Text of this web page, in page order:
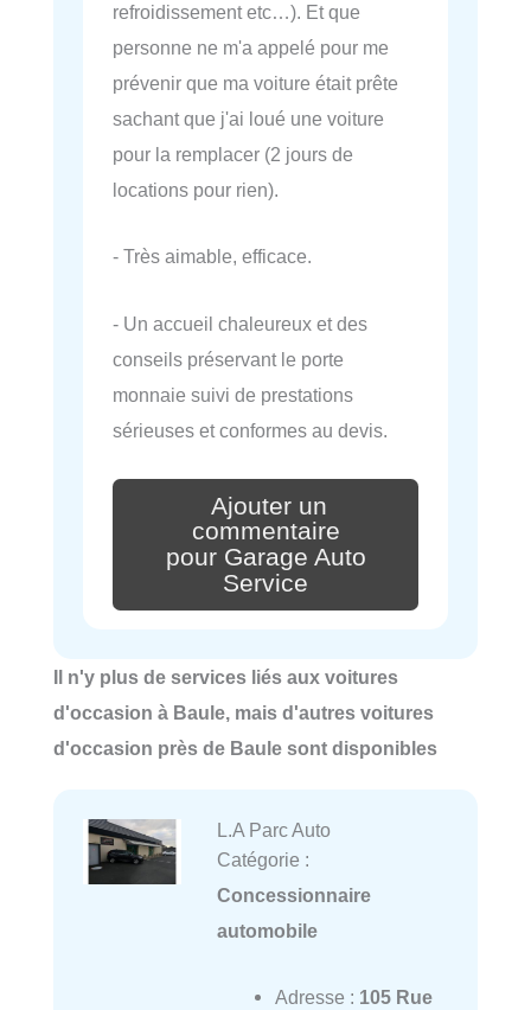
refroidissement etc…). Et que
personne ne m'a appelé pour me
prévenir que ma voiture était prête
sachant que j'ai loué une voiture
pour la remplacer (2 jours de
locations pour rien).
- Très aimable, efficace.
- Un accueil chaleureux et des
conseils préservant le porte
monnaie suivi de prestations
sérieuses et conformes au devis.
Ajouter un
commentaire
pour Garage Auto
Service
Il n'y plus de services liés aux voitures
d'occasion à Baule, mais d'autres voitures
d'occasion près de Baule sont disponibles
L.A Parc Auto
Catégorie :
Concessionnaire
automobile
Adresse : 105 Rue